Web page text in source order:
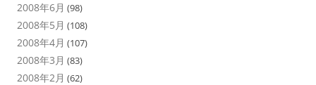
2008年6月 (98)
2008年5月 (108)
2008年4月 (107)
2008年3月 (83)
2008年2月 (62)